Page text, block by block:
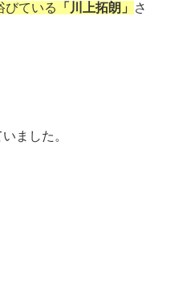
びている 「川上拓朗」
さ
いました。